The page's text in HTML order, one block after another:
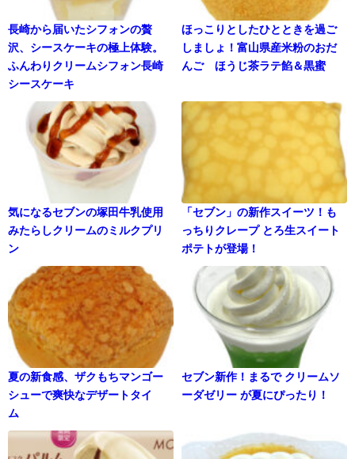
長崎から届いたシフォンの贅
沢、シースケーキの極上体験。
ふんわりクリームシフォン長崎
シースケーキ
ほっこりとしたひとときを過ご
しましょ！富山県産米粉のおだ
んご ほうじ茶ラテ餡＆黒蜜
気になるセブンの塚田牛乳使用
みたらしクリームのミルクプリ
ン
「セブン」の新作スイーツ！も
っちりクレープ とろ生スイート
ポテトが登場！
夏の新食感、ザクもちマンゴー
シューで爽快なデザートタイ
ム
セブン新作！まるで クリームソ
ーダゼリー が夏にぴったり！